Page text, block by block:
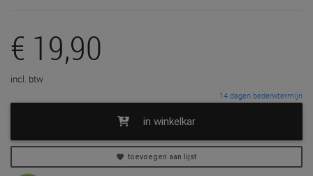
€ 19,90
incl. btw
14 dagen bedenktermijn
in winkelkar
toevoegen aan lijst